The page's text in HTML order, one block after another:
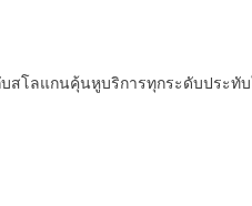
สโลแกนคุ้นหูบริการทุกระดับประทับ